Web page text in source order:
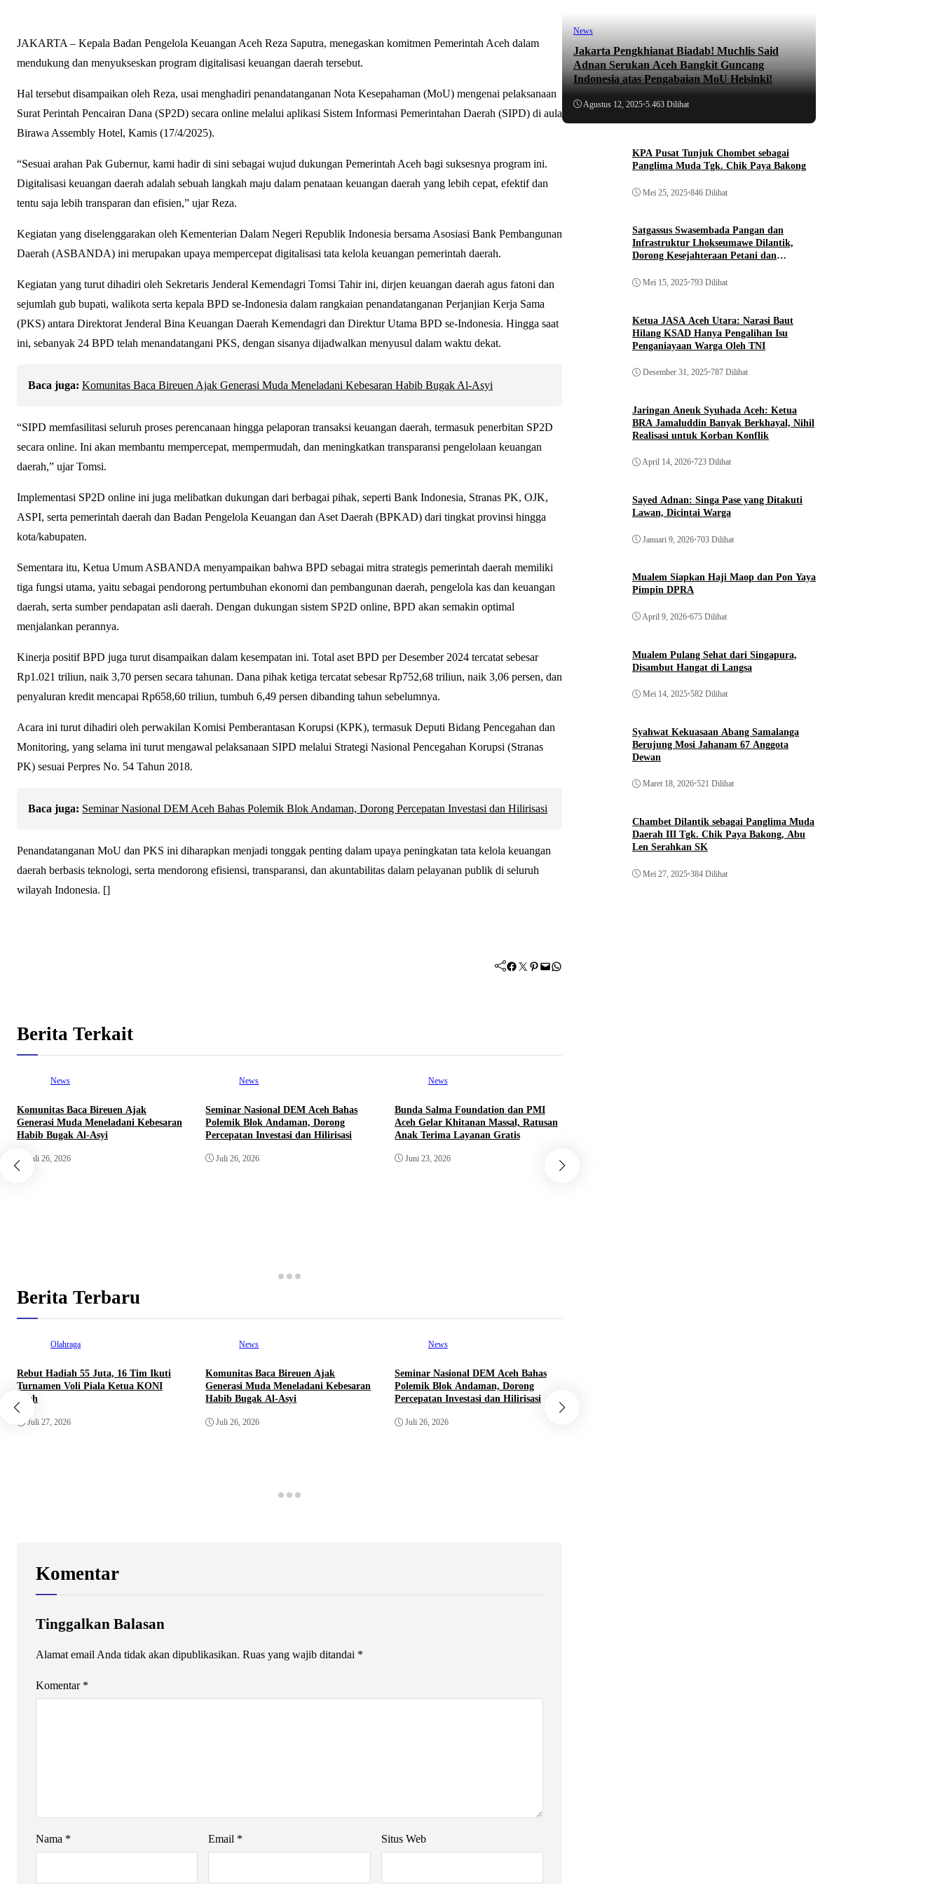
JAKARTA – Kepala Badan Pengelola Keuangan Aceh Reza Saputra, menegaskan komitmen Pemerintah Aceh dalam
mendukung dan menyukseskan program digitalisasi keuangan daerah tersebut.
Hal tersebut disampaikan oleh Reza, usai menghadiri penandatanganan Nota Kesepahaman (MoU) mengenai pelaksanaan
Surat Perintah Pencairan Dana (SP2D) secara online melalui aplikasi Sistem Informasi Pemerintahan Daerah (SIPD) di aula
Birawa Assembly Hotel, Kamis (17/4/2025).
“Sesuai arahan Pak Gubernur, kami hadir di sini sebagai wujud dukungan Pemerintah Aceh bagi suksesnya program ini.
Digitalisasi keuangan daerah adalah sebuah langkah maju dalam penataan keuangan daerah yang lebih cepat, efektif dan
tentu saja lebih transparan dan efisien,” ujar Reza.
Kegiatan yang diselenggarakan oleh Kementerian Dalam Negeri Republik Indonesia bersama Asosiasi Bank Pembangunan
Daerah (ASBANDA) ini merupakan upaya mempercepat digitalisasi tata kelola keuangan pemerintah daerah.
Kegiatan yang turut dihadiri oleh Sekretaris Jenderal Kemendagri Tomsi Tahir ini, dirjen keuangan daerah agus fatoni dan
sejumlah gub bupati, walikota serta kepala BPD se-Indonesia dalam rangkaian penandatanganan Perjanjian Kerja Sama
(PKS) antara Direktorat Jenderal Bina Keuangan Daerah Kemendagri dan Direktur Utama BPD se-Indonesia. Hingga saat
ini, sebanyak 24 BPD telah menandatangani PKS, dengan sisanya dijadwalkan menyusul dalam waktu dekat.
Baca juga: Komunitas Baca Bireuen Ajak Generasi Muda Meneladani Kebesaran Habib Bugak Al-Asyi
“SIPD memfasilitasi seluruh proses perencanaan hingga pelaporan transaksi keuangan daerah, termasuk penerbitan SP2D
secara online. Ini akan membantu mempercepat, mempermudah, dan meningkatkan transparansi pengelolaan keuangan
daerah,” ujar Tomsi.
Implementasi SP2D online ini juga melibatkan dukungan dari berbagai pihak, seperti Bank Indonesia, Stranas PK, OJK,
ASPI, serta pemerintah daerah dan Badan Pengelola Keuangan dan Aset Daerah (BPKAD) dari tingkat provinsi hingga
kota/kabupaten.
Sementara itu, Ketua Umum ASBANDA menyampaikan bahwa BPD sebagai mitra strategis pemerintah daerah memiliki
tiga fungsi utama, yaitu sebagai pendorong pertumbuhan ekonomi dan pembangunan daerah, pengelola kas dan keuangan
daerah, serta sumber pendapatan asli daerah. Dengan dukungan sistem SP2D online, BPD akan semakin optimal
menjalankan perannya.
Kinerja positif BPD juga turut disampaikan dalam kesempatan ini. Total aset BPD per Desember 2024 tercatat sebesar
Rp1.021 triliun, naik 3,70 persen secara tahunan. Dana pihak ketiga tercatat sebesar Rp752,68 triliun, naik 3,06 persen, dan
penyaluran kredit mencapai Rp658,60 triliun, tumbuh 6,49 persen dibanding tahun sebelumnya.
Acara ini turut dihadiri oleh perwakilan Komisi Pemberantasan Korupsi (KPK), termasuk Deputi Bidang Pencegahan dan
Monitoring, yang selama ini turut mengawal pelaksanaan SIPD melalui Strategi Nasional Pencegahan Korupsi (Stranas
PK) sesuai Perpres No. 54 Tahun 2018.
Baca juga: Seminar Nasional DEM Aceh Bahas Polemik Blok Andaman, Dorong Percepatan Investasi dan Hilirisasi
Penandatanganan MoU dan PKS ini diharapkan menjadi tonggak penting dalam upaya peningkatan tata kelola keuangan
daerah berbasis teknologi, serta mendorong efisiensi, transparansi, dan akuntabilitas dalam pelayanan publik di seluruh
wilayah Indonesia. []
Facebook Twitter Pinterest Mail WhatsApp
Berita Terkait
News
Komunitas Baca Bireuen Ajak
Generasi Muda Meneladani Kebesaran
Habib Bugak Al-Asyi
Juli 26, 2026
News
Seminar Nasional DEM Aceh Bahas
Polemik Blok Andaman, Dorong
Percepatan Investasi dan Hilirisasi
Juli 26, 2026
News
Bunda Salma Foundation dan PMI
Aceh Gelar Khitanan Massal, Ratusan
Anak Terima Layanan Gratis
Juni 23, 2026
Berita Terbaru
Olahraga
Rebut Hadiah 55 Juta, 16 Tim Ikuti
Turnamen Voli Piala Ketua KONI
Aceh
Juli 27, 2026
News
Komunitas Baca Bireuen Ajak
Generasi Muda Meneladani Kebesaran
Habib Bugak Al-Asyi
Juli 26, 2026
News
Seminar Nasional DEM Aceh Bahas
Polemik Blok Andaman, Dorong
Percepatan Investasi dan Hilirisasi
Juli 26, 2026
Komentar
Tinggalkan Balasan
Alamat email Anda tidak akan dipublikasikan. Ruas yang wajib ditandai *
Komentar *
Nama * Email * Situs Web
News
Jakarta Pengkhianat Biadab! Muchlis Said
Adnan Serukan Aceh Bangkit Guncang
Indonesia atas Pengabaian MoU Helsinki!
Agustus 12, 2025•5.463 Dilihat
KPA Pusat Tunjuk Chombet sebagai
Panglima Muda Tgk. Chik Paya Bakong
Mei 25, 2025•846 Dilihat
Satgassus Swasembada Pangan dan
Infrastruktur Lhokseumawe Dilantik,
Dorong Kesejahteraan Petani dan
Mei 15, 2025•793 Dilihat
Ketua JASA Aceh Utara: Narasi Baut
Hilang KSAD Hanya Pengalihan Isu
Penganiayaan Warga Oleh TNI
Desember 31, 2025•787 Dilihat
Jaringan Aneuk Syuhada Aceh: Ketua
BRA Jamaluddin Banyak Berkhayal, Nihil
Realisasi untuk Korban Konflik
April 14, 2026•723 Dilihat
Sayed Adnan: Singa Pase yang Ditakuti
Lawan, Dicintai Warga
Januari 9, 2026•703 Dilihat
Mualem Siapkan Haji Maop dan Pon Yaya
Pimpin DPRA
April 9, 2026•675 Dilihat
Mualem Pulang Sehat dari Singapura,
Disambut Hangat di Langsa
Mei 14, 2025•582 Dilihat
Syahwat Kekuasaan Abang Samalanga
Berujung Mosi Jahanam 67 Anggota
Dewan
Maret 18, 2026•521 Dilihat
Chambet Dilantik sebagai Panglima Muda
Daerah III Tgk. Chik Paya Bakong, Abu
Len Serahkan SK
Mei 27, 2025•384 Dilihat